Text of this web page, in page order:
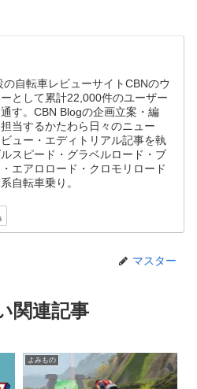
の自転車レビューサイトCBNのウ
として累計22,000件のユーザー
す。CBN Blogの企画立案・編
当するかたわら日々のニュー
ュー・エディトリアル記事を執
スピード・グラベルロード・ブ
エアロロード・クロモリロード
自転車乗り。
マスター
関連記事
よみもの